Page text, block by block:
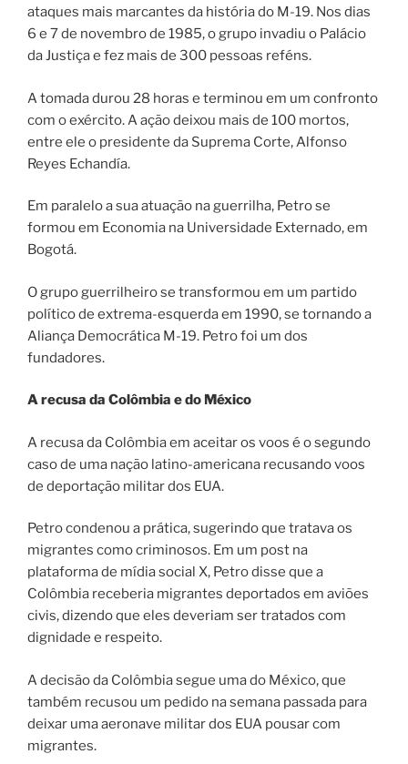
ataques mais marcantes da história do M-19. Nos dias
6 e 7 de novembro de 1985, o grupo invadiu o Palácio
da Justiça e fez mais de 300 pessoas reféns.
A tomada durou 28 horas e terminou em um confronto
com o exército. A ação deixou mais de 100 mortos,
entre ele o presidente da Suprema Corte, Alfonso
Reyes Echandía.
Em paralelo a sua atuação na guerrilha, Petro se
formou em Economia na Universidade Externado, em
Bogotá.
O grupo guerrilheiro se transformou em um partido
político de extrema-esquerda em 1990, se tornando a
Aliança Democrática M-19. Petro foi um dos
fundadores.
A recusa da Colômbia e do México
A recusa da Colômbia em aceitar os voos é o segundo
caso de uma nação latino-americana recusando voos
de deportação militar dos EUA.
Petro condenou a prática, sugerindo que tratava os
migrantes como criminosos. Em um post na
plataforma de mídia social X, Petro disse que a
Colômbia receberia migrantes deportados em aviões
civis, dizendo que eles deveriam ser tratados com
dignidade e respeito.
A decisão da Colômbia segue uma do México, que
também recusou um pedido na semana passada para
deixar uma aeronave militar dos EUA pousar com
migrantes.